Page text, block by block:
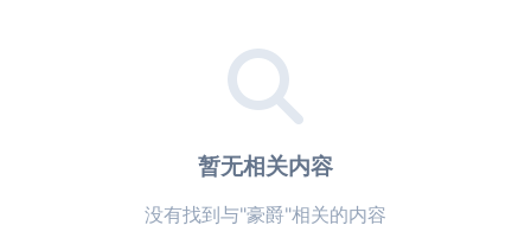
暂无相关内容
没有找到与"豪爵"相关的内容